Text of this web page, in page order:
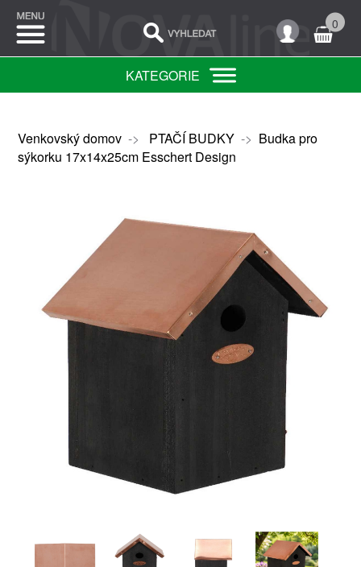
0
KATEGORIE
Venkovský domov-> PTAČÍ BUDKY-> Budka pro
sýkorku 17x14x25cm Esschert Design